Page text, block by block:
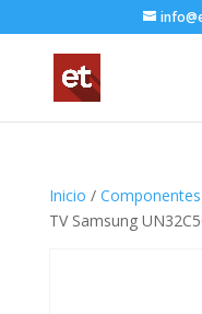
Inicio / Componentes
TV Samsung